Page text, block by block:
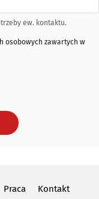
ew. kontaktu.
osobowych zawartych w
Praca Kontakt